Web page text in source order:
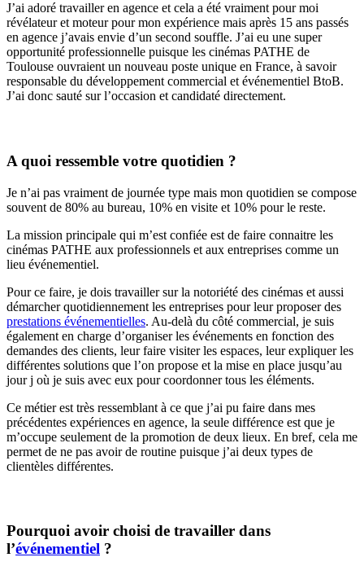
J’ai adoré travailler en agence et cela a été vraiment pour moi
révélateur et moteur pour mon expérience mais après 15 ans passés
en agence j’avais envie d’un second souffle. J’ai eu une super
opportunité professionnelle puisque les cinémas PATHE de
Toulouse ouvraient un nouveau poste unique en France, à savoir
responsable du développement commercial et événementiel BtoB.
J’ai donc sauté sur l’occasion et candidaté directement.
A quoi ressemble votre quotidien ?
Je n’ai pas vraiment de journée type mais mon quotidien se compose
souvent de 80% au bureau, 10% en visite et 10% pour le reste.
La mission principale qui m’est confiée est de faire connaitre les
cinémas PATHE aux professionnels et aux entreprises comme un
lieu événementiel.
Pour ce faire, je dois travailler sur la notoriété des cinémas et aussi
démarcher quotidiennement les entreprises pour leur proposer des
prestations événementielles. Au-delà du côté commercial, je suis
également en charge d’organiser les événements en fonction des
demandes des clients, leur faire visiter les espaces, leur expliquer les
différentes solutions que l’on propose et la mise en place jusqu’au
jour j où je suis avec eux pour coordonner tous les éléments.
Ce métier est très ressemblant à ce que j’ai pu faire dans mes
précédentes expériences en agence, la seule différence est que je
m’occupe seulement de la promotion de deux lieux. En bref, cela me
permet de ne pas avoir de routine puisque j’ai deux types de
clientèles différentes.
Pourquoi avoir choisi de travailler dans
l’événementiel ?